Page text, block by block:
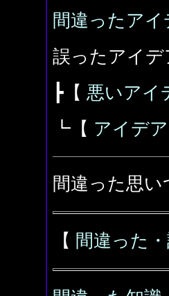
間違ったアイ
誤ったアイデ
┣【 悪いアイ
┗【 アイデア
間違った思い
【 間違った